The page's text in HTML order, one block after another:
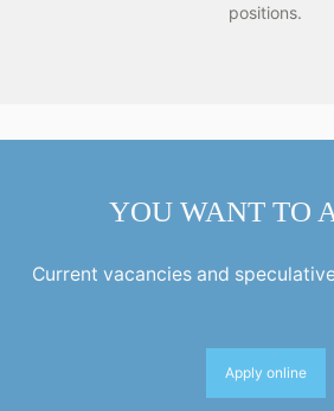
positions.
YOU WANT TO
Current vacancies and
Apply online